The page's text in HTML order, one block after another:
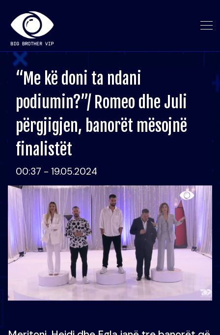
“Me kë doni ta ndani
podiumin?”/ Romeo dhe Juli
përgjigjen, banorët mësojnë
finalistët
00:37 - 19.05.2024